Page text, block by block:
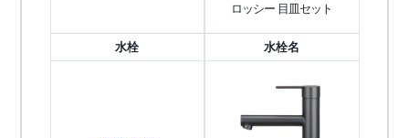
ロッシー 目皿セット
水栓 水栓名